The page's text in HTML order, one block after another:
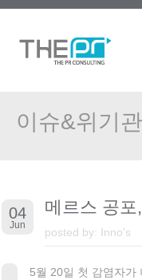
이슈&위기관
04
Jun
메르스 공
posted by: Inno's
5월 20일 첫 감염자가